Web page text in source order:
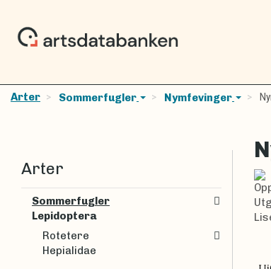
Arter Sommerfugler Nymfevinger
Arter
Sommerfugler
Lepidoptera
Rotetere
Hepialidae